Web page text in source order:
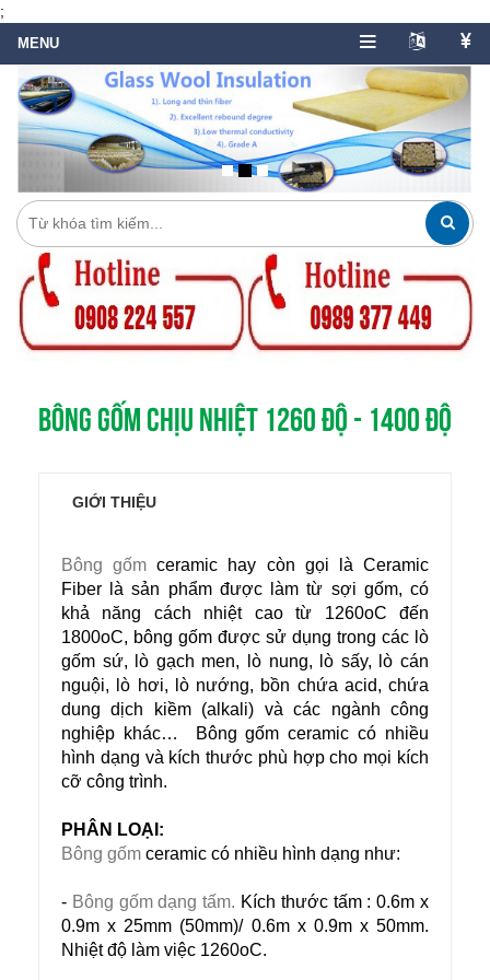
;
BÔNG GỐM CHỊU NHIỆT 1260 ĐỘ - 1400 ĐỘ
GIỚI THIỆU
Bông gốm ceramic hay còn gọi là Ceramic
Fiber là sản phẩm được làm từ sợi gốm, có
khả năng cách nhiệt cao từ 1260oC đến
1800oC, bông gốm được sử dụng trong các lò
gốm sứ, lò gạch men, lò nung, lò sấy, lò cán
nguội, lò hơi, lò nướng, bồn chứa acid, chứa
dung dịch kiềm (alkali) và các ngành công
nghiệp khác… Bông gốm ceramic có nhiều
hình dạng và kích thước phù hợp cho mọi kích
cỡ công trình.
PHÂN LOẠI:
Bông gốm ceramic có nhiều hình dạng như:
- Bông gốm dạng tấm. Kích thước tấm : 0.6m x
0.9m x 25mm (50mm)/ 0.6m x 0.9m x 50mm.
Nhiệt độ làm việc 1260oC.